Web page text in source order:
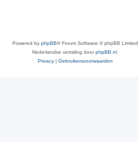
Powered by phpBB® Forum Software © phpBB Limited
Nederlandse vertaling doorphpBB.nl
Privacy | Gebruikersvoorwaarden